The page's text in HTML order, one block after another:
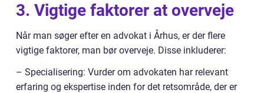
3. Vigtige faktorer at overveje
Når man søger efter en advokat i Århus, er der flere
vigtige faktorer, man bør overveje. Disse inkluderer:
– Specialisering: Vurder om advokaten har relevant
erfaring og ekspertise inden for det retsområde, der er